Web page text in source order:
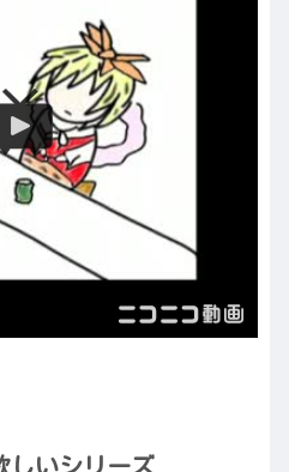
しいシリーズ